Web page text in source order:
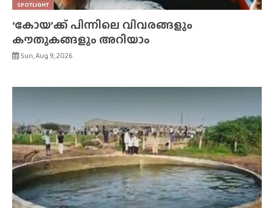
SPOTLIGHT
‘കോയ’ക്ക് പിന്നിലെ വിവരങ്ങളും
കൗതുകങ്ങളും അറിയാം
Sun, Aug 9, 2026